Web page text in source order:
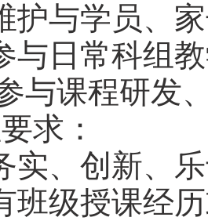
护与学员、
与日常科组
与课程研发
求：
实、创新、
班级授课经